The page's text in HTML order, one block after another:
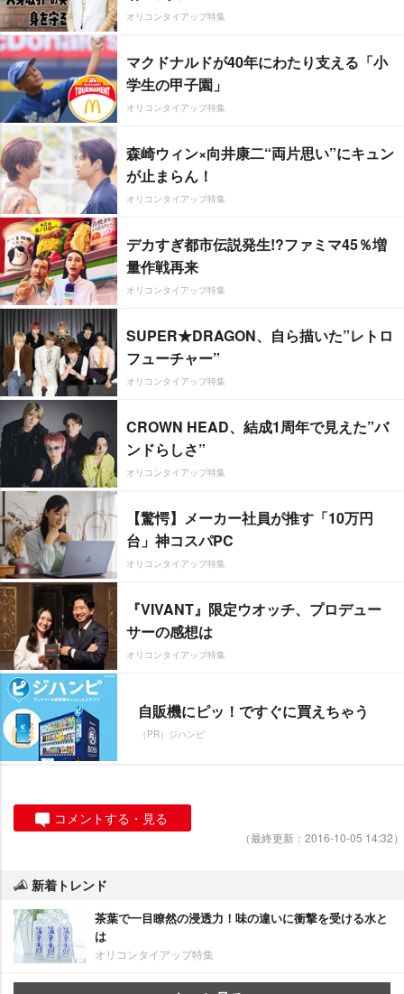
オリコンタイアップ特集
マクドナルドが40年にわたり支える「小
学生の甲子園」
オリコンタイアップ特集
森崎ウィン×向井康二“両片思い”にキュン
が止まらん！
オリコンタイアップ特集
デカすぎ都市伝説発生!?ファミマ45％増
量作戦再来
オリコンタイアップ特集
SUPER★DRAGON、自ら描いた”レトロ
フューチャー”
オリコンタイアップ特集
CROWN HEAD、結成1周年で見えた”バ
ンドらしさ”
オリコンタイアップ特集
【驚愕】メーカー社員が推す「10万円
台」神コスパPC
オリコンタイアップ特集
『VIVANT』限定ウオッチ、プロデュー
サーの感想は
オリコンタイアップ特集
自販機にピッ！ですぐに買えちゃう
（PR）ジハンピ
コメントする・見る
（最終更新：2016-10-05 14:32）
新着トレンド
茶葉で一目瞭然の浸透力！味の違いに衝撃を受ける水と
は
オリコンタイアップ特集